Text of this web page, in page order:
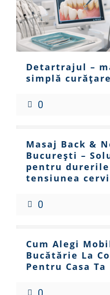
Detartrajul –
simplă
0
Masaj Back &
București –
pentru durerile
tensiunea
0
Cum Alegi
Bucătărie La
Pentru Casa Ta